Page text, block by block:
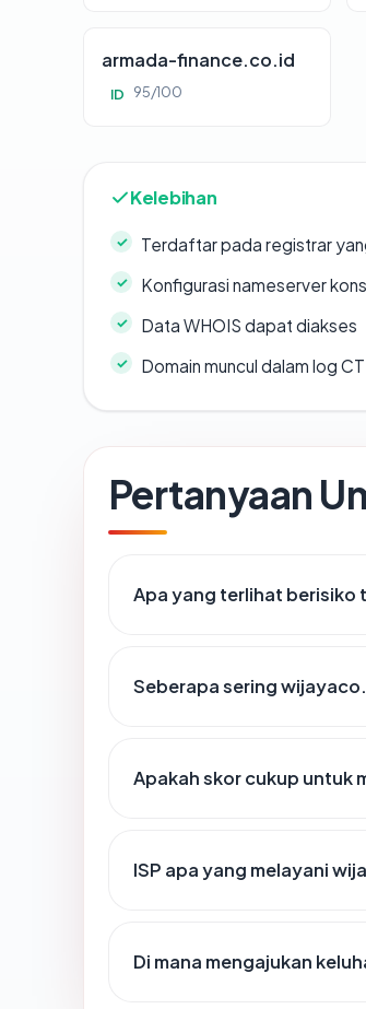
armada-finance.co.id
ID 95/100
Kelebihan
Terdaftar pada registrar
Konfigurasi nameserver
Data WHOIS dapat diakses
Domain muncul dalam log
Pertanyaan
Apa yang terlihat
Seberapa sering
Apakah skor cukup untuk
ISP apa yang melayani
Di mana mengajukan